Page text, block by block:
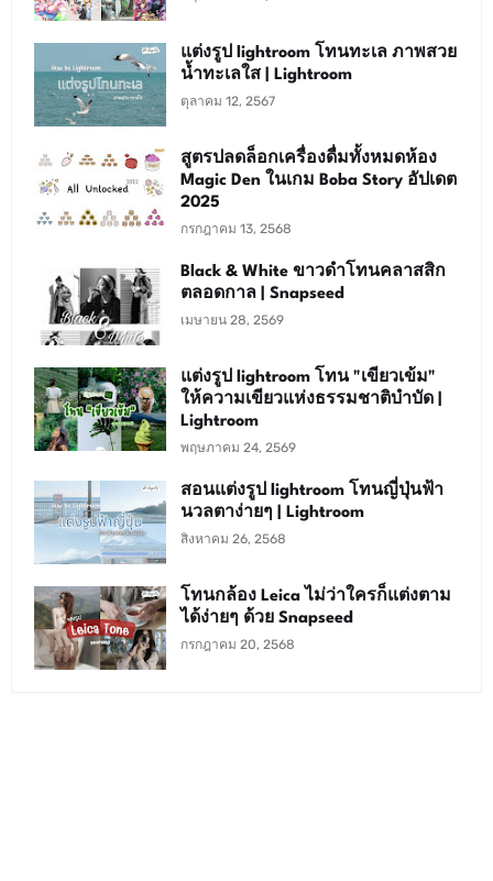
แต่งรูป lightroom โทนทะเล ภาพสวย
น้ำทะเลใส | Lightroom
ตุลาคม 12, 2567
สูตรปลดล็อกเครื่องดื่มทั้งหมดห้อง
Magic Den ในเกม Boba Story อัปเดต
2025
กรกฎาคม 13, 2568
Black & White ขาวดำโทนคลาสสิก
ตลอดกาล | Snapseed
เมษายน 28, 2569
แต่งรูป lightroom โทน "เขียวเข้ม"
ให้ความเขียวแห่งธรรมชาติบำบัด |
Lightroom
พฤษภาคม 24, 2569
สอนแต่งรูป lightroom โทนญี่ปุ่นฟ้า
นวลตาง่ายๆ | Lightroom
สิงหาคม 26, 2568
โทนกล้อง Leica ไม่ว่าใครก็แต่งตาม
ได้ง่ายๆ ด้วย Snapseed
กรกฎาคม 20, 2568